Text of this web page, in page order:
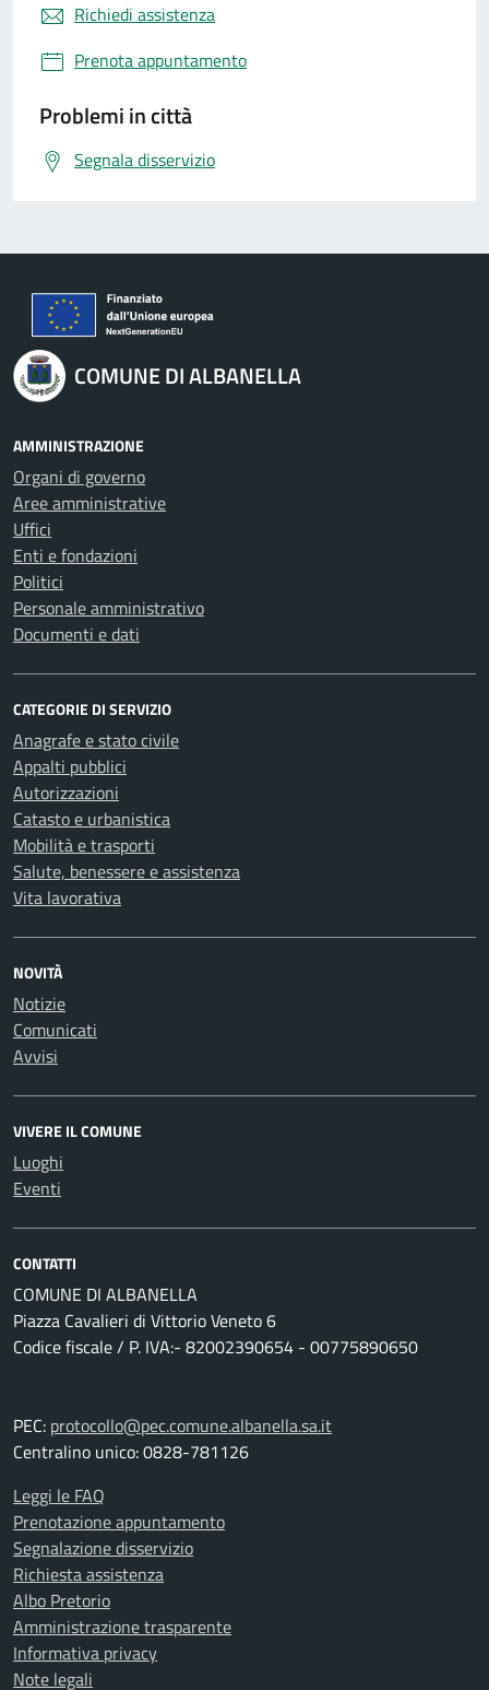
Richiedi assistenza
Prenota appuntamento
Problemi in città
Segnala disservizio
COMUNE DI ALBANELLA
AMMINISTRAZIONE
Organi di governo
Aree amministrative
Uffici
Enti e fondazioni
Politici
Personale amministrativo
Documenti e dati
CATEGORIE DI SERVIZIO
Anagrafe e stato civile
Appalti pubblici
Autorizzazioni
Catasto e urbanistica
Mobilità e trasporti
Salute, benessere e assistenza
Vita lavorativa
NOVITÀ
Notizie
Comunicati
Avvisi
VIVERE IL COMUNE
Luoghi
Eventi
CONTATTI
COMUNE DI ALBANELLA
Piazza Cavalieri di Vittorio Veneto 6
Codice fiscale / P. IVA:- 82002390654 - 00775890650
PEC: protocollo@pec.comune.albanella.sa.it
Centralino unico: 0828-781126
Leggi le FAQ
Prenotazione appuntamento
Segnalazione disservizio
Richiesta assistenza
Albo Pretorio
Amministrazione trasparente
Informativa privacy
Note legali